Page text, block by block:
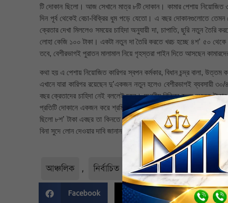
টি দোকান ছিলো। আজ সেখানে মাত্র ৮টি দোকান। কামার পেশায় নিয়োজিত
দিন পূর্ব থেকেই বেচা-বিক্রির ধুম পড়ে যেতো। এ বছর দোকানগুলোতে তেমন
ক্রেতার দেখা মিললেও সময়ের চাহিদা অনুযায়ী দা, চাপাতি, ছুরি নতুন তৈরি
লোহা কেজি ১০০ টাকা। একটা নতুন দা তৈরি করতে খরচ হচ্ছে ৪শ’ ৫০ থেকে
তবে, বেশীরভাগই পুরাতন মালামাল নিয়ে গৃহস্তরা পাইন দিতে আসছেন
কথা হয় এ পেশায় নিয়োজিত কারিগর স্বপন কর্মকার, বিধান চন্দ্র বালা, উত্তম
এখানে যারা কারিগর রয়েছেন দু’একজন নতুন হলেও বেশীরভাগই ব্যবসায়ী
বছর ক্রেতাদের চাহিদা নেই বললেই চলে। অগ্রীম বিক্রির জন্য অনেক
প্রতিটি দোকানে একজন করে শ্রমিকের বেতন দিতে হয় মাসে ২০ থেকে ২৫
ছিলো ৮শ’ টাকা এবছর তা কিনতে হচ্ছে ১৬শ’ টাকায়, বিদ্যুৎ বিলও দ্বিগুন।
বিনা সুদে লোন দেওয়ার দাবি জানান।
আঞ্চলিক , নির্বাচিত বাগেরহাট জেলা
Facebook Twitter